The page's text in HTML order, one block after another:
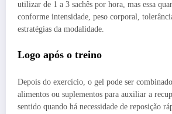
utilizar de 1 a 3 sachês por hora, mas essa
conforme intensidade, peso corporal,
estratégias da modalidade.
Logo após o treino
Depois do exercício, o gel pode ser
alimentos ou suplementos para auxiliar a
sentido quando há necessidade de reposição